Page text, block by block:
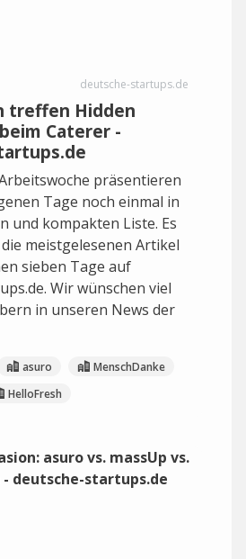
deutsche-startups.de
treffen Hidden
Caterer -
präsentieren
Tage noch einmal in
und kompakten Liste. Es
meistgelesenen Artikel
sieben Tage auf
Wir wünschen viel
in unseren News der
asuro
MenschDanke
HelloFresh